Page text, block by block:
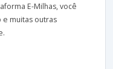
E-Milhas, você
muitas outras